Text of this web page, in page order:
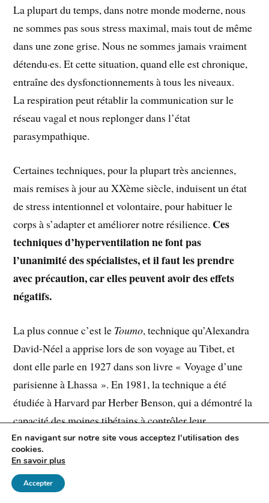
La plupart du temps, dans notre monde moderne, nous
ne sommes pas sous stress maximal, mais tout de même
dans une zone grise. Nous ne sommes jamais vraiment
détendu·es. Et cette situation, quand elle est chronique,
entraîne des dysfonctionnements à tous les niveaux.
La respiration peut rétablir la communication sur le
réseau vagal et nous replonger dans l’état
parasympathique.
Certaines techniques, pour la plupart très anciennes,
mais remises à jour au XXème siècle, induisent un état
de stress intentionnel et volontaire, pour habituer le
corps à s’adapter et améliorer notre résilience. Ces
techniques d’hyperventilation ne font pas
l’unanimité des spécialistes, et il faut les prendre
avec précaution, car elles peuvent avoir des effets
négatifs.
La plus connue c’est le Toumo, technique qu’Alexandra
David-Néel a apprise lors de son voyage au Tibet, et
dont elle parle en 1927 dans son livre « Voyage d’une
parisienne à Lhassa ». En 1981, la technique a été
étudiée à Harvard par Herber Benson, qui a démontré la
capacité des moines tibétains à contrôler leur
température et leur réponse au stress. C’est dans les
années 2000 que cette technique se popularise avec
Wim Hof, the Iceman, qui battant record après record et
se soumettant à des expériences scientifiques démontre
En navigant sur notre site vous acceptez l'utilisation des
cookies.
En savoir plus
Accepter